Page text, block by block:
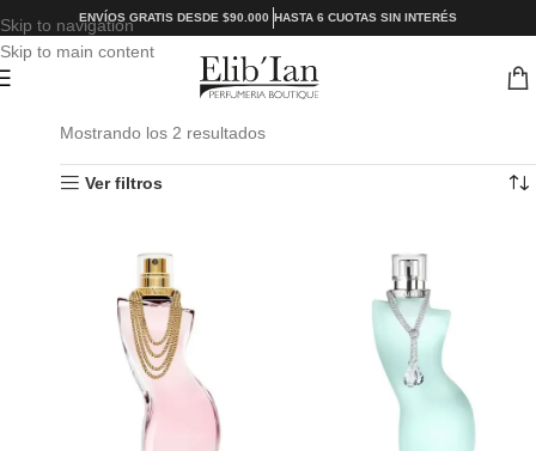
Skip to navigation
Skip to main content
ENVÍOS GRATIS DESDE $90.000 HASTA 6 CUOTAS SIN INTERÉS
Mostrando los 2 resultados
Ver filtros